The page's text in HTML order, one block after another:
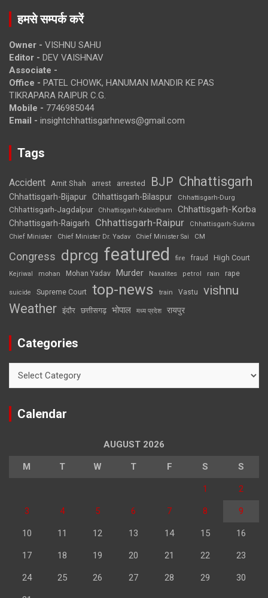
हमसे सम्पर्क करें
Owner - VISHNU SAHU
Editor - DEV VAISHNAV
Associate -
Office - PATEL CHOWK, HANUMAN MANDIR KE PAS
TIKRAPARA RAIPUR C.G.
Mobile - 7746985044
Email - insightchhattisgarhnews@gmail.com
Tags
Accident Amit Shah arrest arrested BJP Chhattisgarh
Chhattisgarh-Bijapur Chhattisgarh-Bilaspur Chhattisgarh-Durg
Chhattisgarh-Jagdalpur Chhattisgarh-Kabirdham Chhattisgarh-Korba
Chhattisgarh-Raigarh Chhattisgarh-Raipur
Chhattisgarh-Sukma
Chief Minister
Chief Minister Dr. Yadav Chief Minister Sai CM
Congress dprcg featured fire fraud High Court
Kejriwal mohan Mohan Yadav Murder Naxalites petrol rain rape
suicide Supreme Court top-news train Vastu vishnu
Weather इंदौर छत्तीसगढ़ भोपाल मध्य प्रदेश रायपुर
Categories
Calendar
AUGUST 2026
M T W T F S S
1 2
3 4 5 6 7 8 9
10 11 12 13 14 15 16
17 18 19 20 21 22 23
24 25 26 27 28 29 30